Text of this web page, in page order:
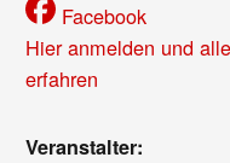
Facebook
Hier anmelden und
erfahren
Veranstalter: